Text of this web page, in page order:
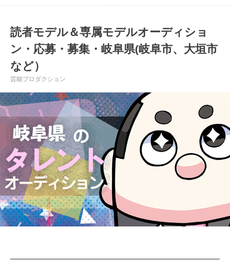
読者モデル＆専属モデルオーディショ
ン・応募・募集・岐阜県(岐阜市、大垣市
など）
芸能プロダクション